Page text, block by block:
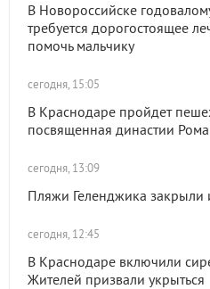
В Новороссийске
требуется дорогостоящее
помочь мальчику
сегодня, 15:05
В Краснодаре пройдет
посвященная династии
сегодня, 13:09
Пляжи Геленджика закрыли
сегодня, 12:45
В Краснодаре включили
Жителей призвали укрыться